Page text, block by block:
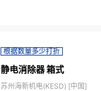
根据数量多少打折
静电消除器 箱式
苏州海新机电(KESD) [中国]